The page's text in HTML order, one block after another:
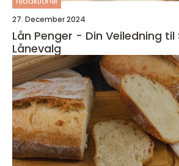
27. December 2024
Lån Penger - Din Veiledning
Lånevalg